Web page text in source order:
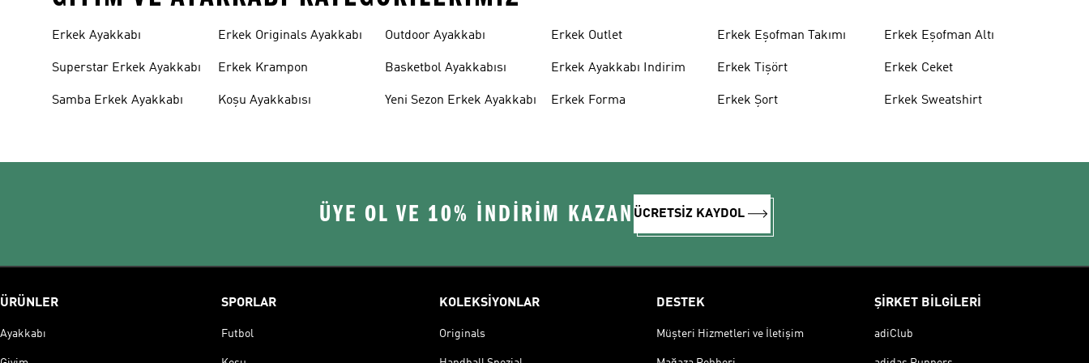
Erkek Ayakkabı
Superstar Erkek Ayakkabı
Samba Erkek Ayakkabı
Erkek Originals Ayakkabı
Erkek Krampon
Koşu Ayakkabısı
Outdoor Ayakkabı
Basketbol Ayakkabısı
Yeni Sezon Erkek Ayakkabı
Erkek Outlet
Erkek Ayakkabı Indirim
Erkek Forma
Erkek Eşofman Takımı
Erkek Tişört
Erkek Şort
Erkek Eşofman Altı
Erkek Ceket
Erkek Sweatshirt
ÜYE OL VE 10% İNDİRİM KAZAN ÜCRETSİZ KAYDOL
ÜRÜNLER
Ayakkabı
SPORLAR
Futbol
KOLEKSİYONLAR
Originals
DESTEK
Müşteri Hizmetleri ve İletişim
ŞİRKET BİLGİLERİ
adiClub